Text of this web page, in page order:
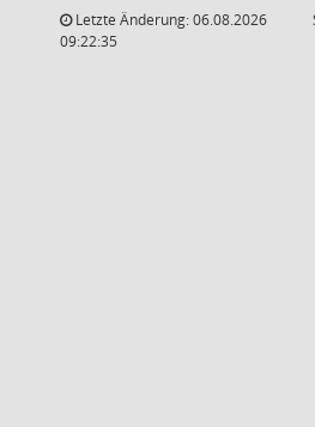
Letzte Änderung: 06.08.2026
09:22:35